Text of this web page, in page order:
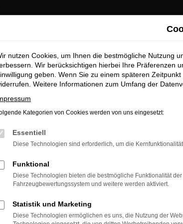
helfen können:
nutzen Cookies, um Ihnen die bestmögliche Nutzung
Wir berücksichtigen hierbei Ihre Präferenzen
geben. Wenn Sie zu einem späteren
Weitere Informationen zum Umfang der
Kategorien von Cookies werden von uns eingesetzt:
Essentiell
Diese Technologien sind erforderlich, um die
Funktional
Diese Technologien bieten die bestmögliche Funktionalität
Fahrzeugbewertungssystem und weitere werden aktiviert.
Statistik und Marketing
Diese Technologien ermöglichen es uns, die Nutzung der